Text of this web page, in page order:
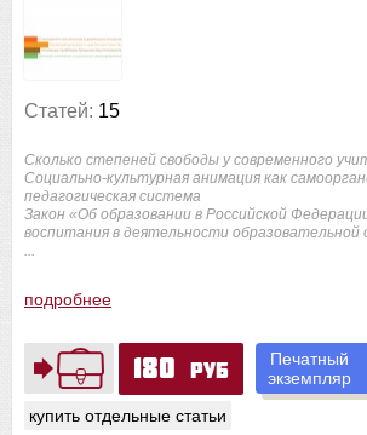
180 руб
купить отдельные статьи
Печатный
экземпляр
Статей: 15
Сколько степеней свободы у современного
Социально-культурная анимация как
педагогическая система
Закон «Об образовании в Российской
воспитания в деятельности образовательной
подробнее